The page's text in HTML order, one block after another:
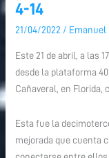
4-14
21/04/2022 / Emanuel
Este 21 de abril, a las
desde la plataforma
Cañaveral, en Florida​​,
Esta fue la
mejorada que cuenta
Falcon
a
la
semana:
misión
4-
Falcon
a
la
semana:
misión
4-